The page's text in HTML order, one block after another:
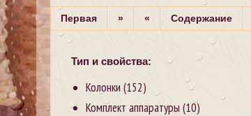
Первая » « Содержание
Тип и свойства:
Колонки (152)
Комплект аппаратуры (10)